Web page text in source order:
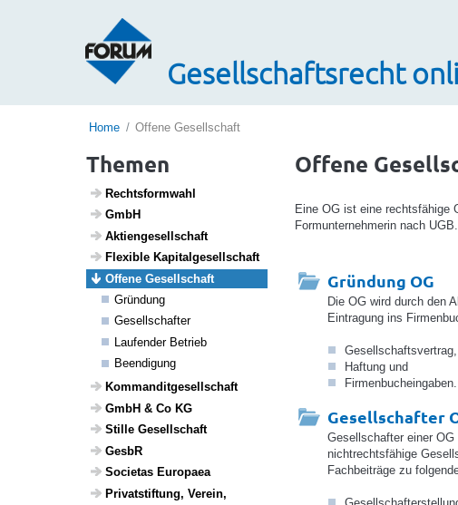
Gesellschaftsrecht
Home Offene Gesellschaft
Themen
Rechts­form­wahl
GmbH
Akti­en­ge­sell­schaft
Flexible Kapi­tal­ge­sell­schaft
Offene Gesell­schaft
Grün­dung
Gesell­schafter
Laufender Betrieb
Been­di­gung
Komman­dit­ge­sell­schaft
GmbH & Co KG
Stille Gesell­schaft
GesbR
Soci­etas Euro­paea
Privat­stif­tung, Verein,
Offene
Eine OG ist eine rechtsfähige
Formunternehmerin nach UGB.
Gründung OG
Die OG wird durch den
Eintragung ins
Gesellschaftsvertrag,
Haftung und
Firmenbucheingaben.
Gesellschafter
Gesellschafter einer
nichtrechtsfähige
Fachbeiträge zu